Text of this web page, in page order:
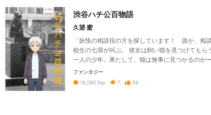
渋谷ハチ公百物語
久望 蜜
「妖怪の相談役の方を探しています！ 誰か、相
校生の七尋が叫ぶ。 彼女は飼い猫を見つけてもら
一人の少年。果たして、猫は無事に見つかるのかー
ファンタジー
16,060Tap 7 56